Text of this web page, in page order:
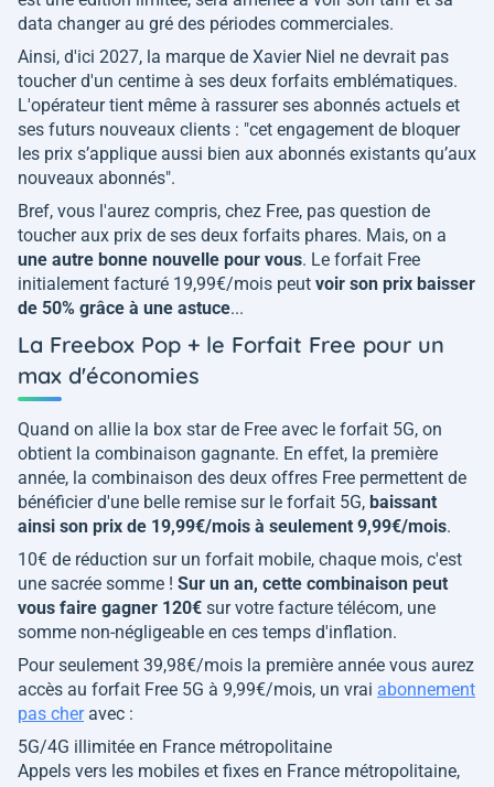
data changer au gré des périodes commerciales.
Ainsi, d'ici 2027, la marque de Xavier Niel ne devrait pas
toucher d'un centime à ses deux forfaits emblématiques.
L'opérateur tient même à rassurer ses abonnés actuels et
ses futurs nouveaux clients : "cet engagement de bloquer
les prix s’applique aussi bien aux abonnés existants qu’aux
nouveaux abonnés".
Bref, vous l'aurez compris, chez Free, pas question de
toucher aux prix de ses deux forfaits phares. Mais, on a
une autre bonne nouvelle pour vous. Le forfait Free
initialement facturé 19,99€/mois peut voir son prix baisser
de 50% grâce à une astuce...
La Freebox Pop + le Forfait Free pour un
max d'économies
Quand on allie la box star de Free avec le forfait 5G, on
obtient la combinaison gagnante. En effet, la première
année, la combinaison des deux offres Free permettent de
bénéficier d'une belle remise sur le forfait 5G, baissant
ainsi son prix de 19,99€/mois à seulement 9,99€/mois.
10€ de réduction sur un forfait mobile, chaque mois, c'est
une sacrée somme ! Sur un an, cette combinaison peut
vous faire gagner 120€ sur votre facture télécom, une
somme non-négligeable en ces temps d'inflation.
Pour seulement 39,98€/mois la première année vous aurez
accès au forfait Free 5G à 9,99€/mois, un vrai abonnement
pas cheravec :
5G/4G illimitée en France métropolitaine
Appels vers les mobiles et fixes en France métropolitaine,